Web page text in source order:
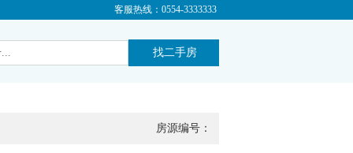
客服热线：0554-3333333
房源编号：